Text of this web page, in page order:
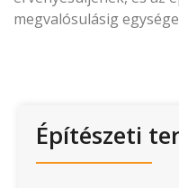
megvalósulásig
Építészeti